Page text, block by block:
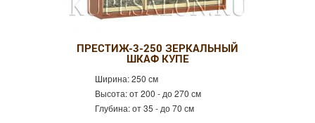
ПРЕСТИЖ-3-250 ЗЕРКАЛЬНЫЙ
ШКАФ КУПЕ
Ширина:250 см
Высота:от 200 - до 270 см
Глубина:от 35 - до 70 см